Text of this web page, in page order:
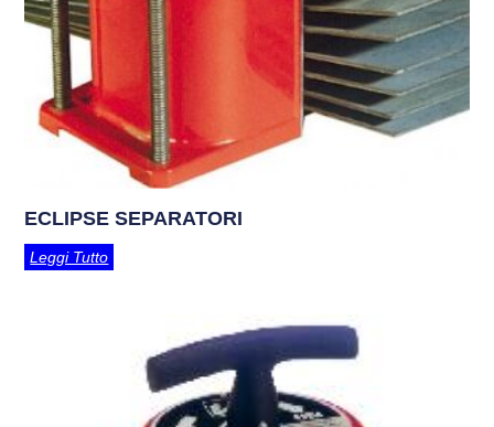
ECLIPSE SEPARATORI
Leggi Tutto